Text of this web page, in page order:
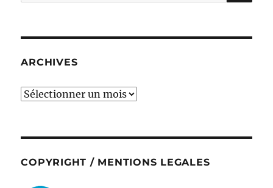
ARCHIVES
ARCHIVES
COPYRIGHT / MENTIONS LEGALES